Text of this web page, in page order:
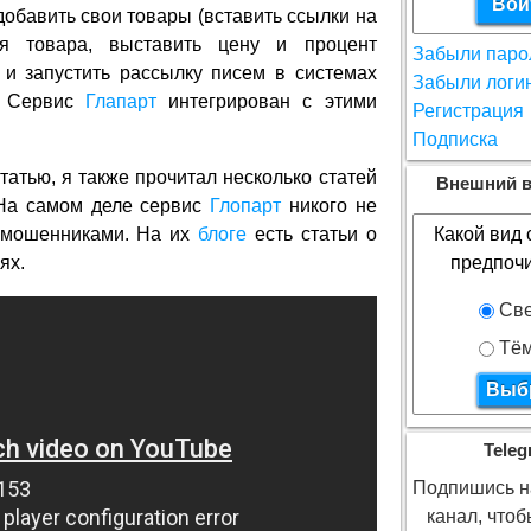
свои товары (вставить ссылки на
товара, выставить цену и процент
и запустить рассылку писем в системах
Глапарт интегрирован с этими
я также прочитал несколько статей
самом деле сервис Глопарт никого не
На их блоге есть статьи о
Забыли
Забыли
Регистрация
Подписка
Внешний
Какой вид
Подпишись
канал,